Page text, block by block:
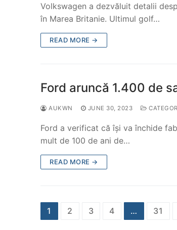
Volkswagen a dezvăluit detalii
în Marea Britanie. Ultimul golf…
READ MORE →
Ford aruncă 1.400 de
AUKWN JUNE 30, 2023
Ford a verificat că își va închide
mult de 100 de ani de…
READ MORE →
Posts
1 2 3 4 … 31